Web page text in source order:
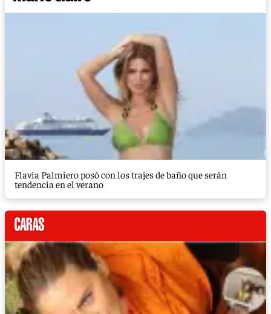
Flavia Palmiero posó con los trajes de baño que serán
tendencia en el verano